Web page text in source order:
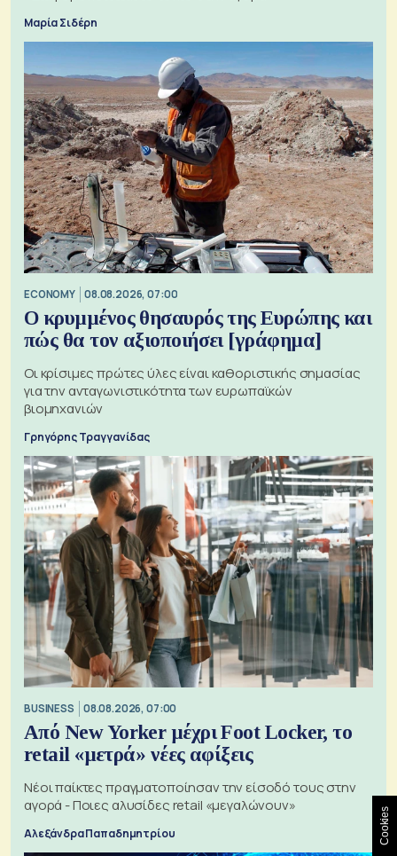
Μαρία Σιδέρη
ECONOMY 08.08.2026, 07:00
Ο κρυμμένος θησαυρός της Ευρώπης και
πώς θα τον αξιοποιήσει [γράφημα]
Οι κρίσιμες πρώτες ύλες είναι καθοριστικής σημασίας
για την ανταγωνιστικότητα των ευρωπαϊκών
βιομηχανιών
Γρηγόρης Τραγγανίδας
BUSINESS 08.08.2026, 07:00
Από New Yorker μέχρι Foot Locker, το
retail «μετρά» νέες αφίξεις
Νέοι παίκτες πραγματοποίησαν την είσοδό τους στην
αγορά - Ποιες αλυσίδες retail «μεγαλώνουν»
Αλεξάνδρα Παπαδημητρίου Cookies